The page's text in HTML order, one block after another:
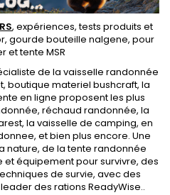
, expériences, tests produits et
, gourde bouteille nalgene, pour
ettente MSR
de la vaisselle randonnée
boutique materiel bushcraft, la
en ligne proposent les plus
réchaud randonnée, la
la vaisselle de camping, en
, et bien plus encore. Une
nature, de latente randonnée
et équipement pour survivre, des
de survie, avec des
leader des rations ReadyWise..